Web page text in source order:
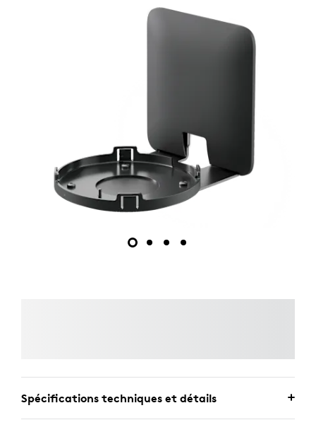
Spécifications techniques et détails